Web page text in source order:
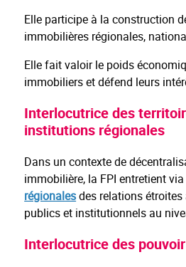
Elle participe à la construction
immobilières régionales,
Elle fait valoir le poids
immobiliers et défend leurs
Interlocutrice des
institutions régionales
Dans un contexte de
immobilière, la FPI entretient
régionalesdes relations
publics et institutionnels au
Interlocutrice des